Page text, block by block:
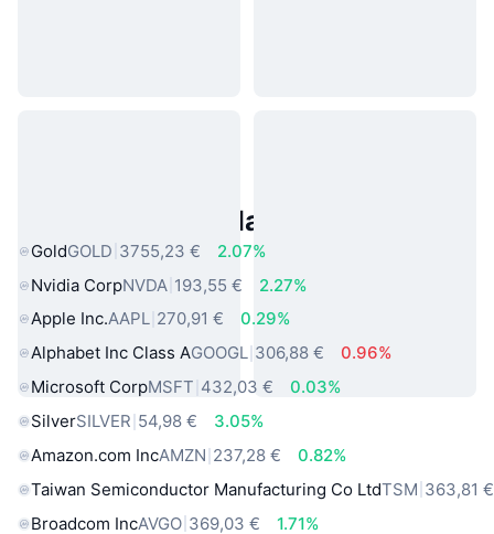
Asset reali popolari
GoldGOLD 3755,23 €
2.07%
Nvidia CorpNVDA 193,55 €
2.27%
Apple Inc.AAPL 270,91 €
0.29%
Alphabet Inc Class AGOOGL 306,88 €
0.96%
Microsoft CorpMSFT 432,03 €
0.03%
SilverSILVER 54,98 €
3.05%
Amazon.com IncAMZN 237,28 €
0.82%
Taiwan Semiconductor Manufacturing Co LtdTSM 363,81 €
Broadcom IncAVGO 369,03 €
1.71%